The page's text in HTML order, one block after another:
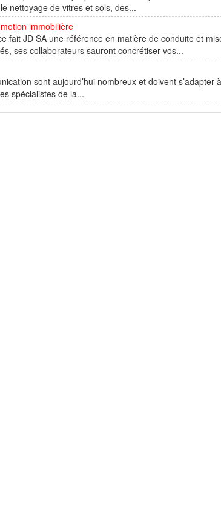
nettoyage de vitres et sols, des...
immobilière
fait JD SA une référence en matière de conduite et
ses collaborateurs sauront concrétiser vos...
sont aujourd’hui nombreux et doivent
spécialistes de la...